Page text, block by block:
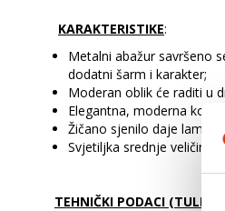
KARAKTERISTIKE:
Metalni abažur savršeno
dodatni šarm i karakter;
Moderan oblik će raditi u
Elegantna, moderna
Žičano sjenilo daje lampi
Svjetiljka srednje veličine
TEHNIČKI PODACI (TULIP